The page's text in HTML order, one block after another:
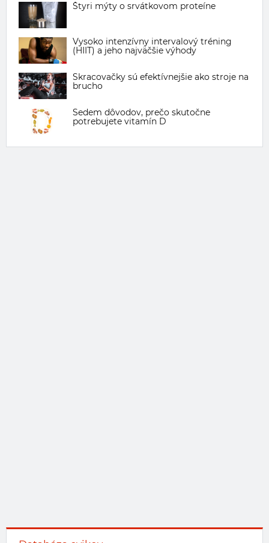
Štyri mýty o srvátkovom proteíne
Vysoko intenzívny intervalový tréning
(HIIT) a jeho najväčšie výhody
Skracovačky sú efektívnejšie ako stroje na
brucho
Sedem dôvodov, prečo skutočne
potrebujete vitamín D